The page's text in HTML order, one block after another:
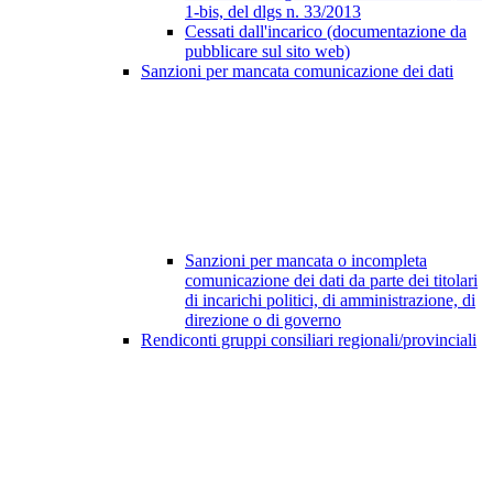
1-bis, del dlgs n. 33/2013
Cessati dall'incarico (documentazione da
pubblicare sul sito web)
Sanzioni per mancata comunicazione dei dati
Sanzioni per mancata o incompleta
comunicazione dei dati da parte dei titolari
di incarichi politici, di amministrazione, di
direzione o di governo
Rendiconti gruppi consiliari regionali/provinciali